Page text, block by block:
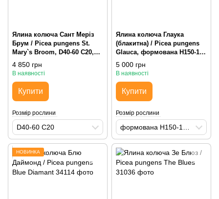
Ялина колюча Сант Меріз
Брум / Picea pungens St.
Mary`s Broom, D40-60 С20,
округла
4 850 грн
В наявності
Купити
Розмір рослини
D40-60 С20
Ялина колюча Глаука
(блакитна) / Picea pungens
Glauca, формована H150-175
WRB, пірамідальна
5 000 грн
В наявності
Купити
Розмір рослини
НОВИНКА